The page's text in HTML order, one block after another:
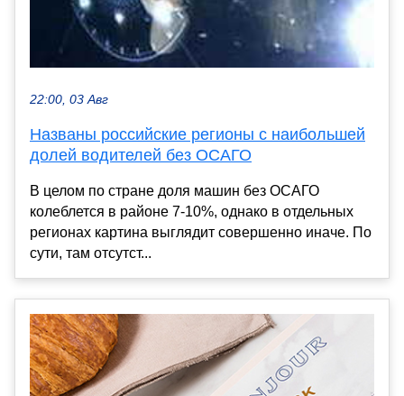
22:00, 03 Авг
Названы российские регионы с наибольшей
долей водителей без ОСАГО
В целом по стране доля машин без ОСАГО
колеблется в районе 7-10%, однако в отдельных
регионах картина выглядит совершенно иначе. По
сути, там отсутст...